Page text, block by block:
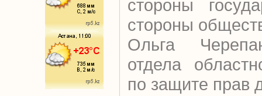
стороны
стороны
Ольга
отдела
по защите прав